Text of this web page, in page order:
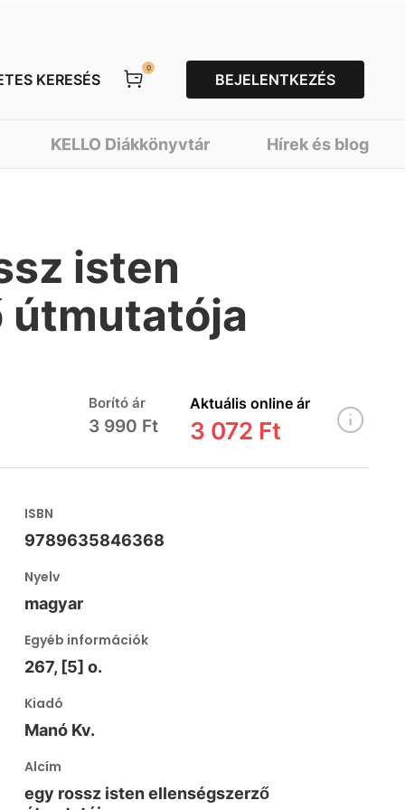
KERESÉS
0
BEJELENTKEZÉS
KELLO Diákkönyvtár Hírek és blog
isten
útmutatója
Borító ár
3 990 Ft
Aktuális online ár
3 072 Ft
ISBN
9789635846368
Nyelv
magyar
Egyéb információk
267, [5] o.
Kiadó
Manó Kv.
Alcím
egy rossz isten ellenségszerző